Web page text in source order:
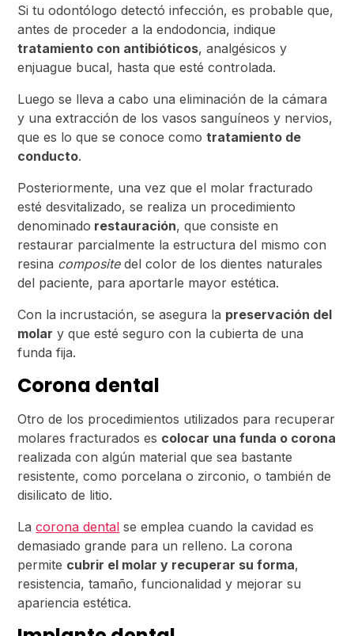
Si tu odontólogo detectó infección, es probable que,
antes de proceder a la endodoncia, indique
tratamiento con antibióticos, analgésicos y
enjuague bucal, hasta que esté controlada.
Luego se lleva a cabo una eliminación de la cámara
y una extracción de los vasos sanguíneos y nervios,
que es lo que se conoce comotratamiento de
conducto.
Posteriormente, una vez que el molar fracturado
esté desvitalizado, se realiza un procedimiento
denominado restauración, que consiste en
restaurar parcialmente la estructura del mismo con
resina compositedel color de los dientes naturales
del paciente, para aportarle mayor estética.
Con la incrustación, se asegura la preservación del
molar y que esté seguro con la cubierta de una
funda fija.
Corona dental
Otro de los procedimientos utilizados para recuperar
molares fracturados es colocar una funda o corona
realizada con algún material que sea bastante
resistente, como porcelana o zirconio, o también de
disilicato de litio.
Lacorona dental se emplea cuando la cavidad es
demasiado grande para un relleno. La corona
permite cubrir el molar y recuperar su forma,
resistencia, tamaño, funcionalidad y mejorar su
apariencia estética.